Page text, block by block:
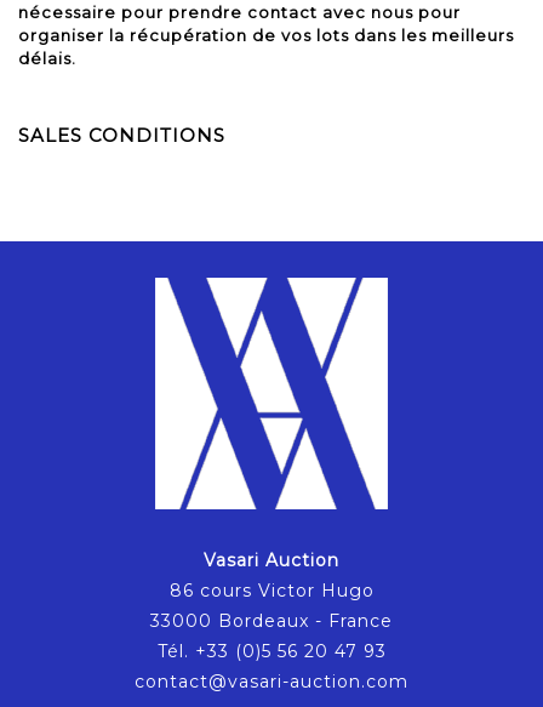
nécessaire pour prendre contact avec nous pour
organiser la récupération de vos lots dans les meilleurs
délais.
SALES CONDITIONS
Vasari Auction
86 cours Victor Hugo
33000 Bordeaux - France
Tél. +33 (0)5 56 20 47 93
contact@vasari-auction.com